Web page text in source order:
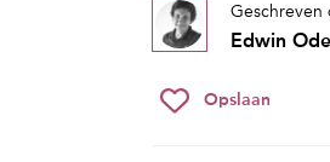
Geschreven
Edwin
Opslaan